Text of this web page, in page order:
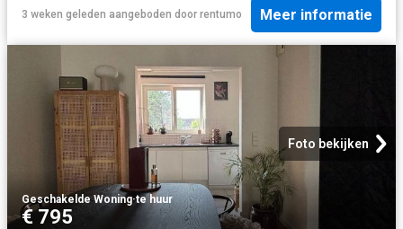
3 weken geleden aangeboden door rentumo Meer informatie
Foto bekijken
Geschakelde Woning·te huur
€ 795